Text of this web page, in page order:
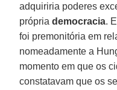
adquiriria poderes
própriademocracia.
foi premonitória em
nomeadamente a
momento em que os
constatavam que os